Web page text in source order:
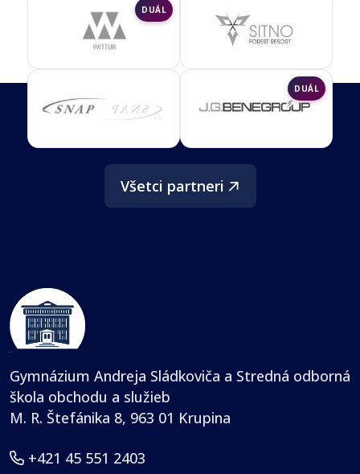
DUÁL
DUÁL
Všetci partneri
Gymnázium Andreja Sládkoviča a Stredná odborná
škola obchodu a služieb
M. R. Štefánika 8, 963 01 Krupina
+421 45 551 2403